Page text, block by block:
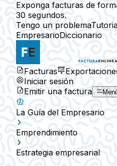
Exponga facturas de
30 segundos.
Tengo un problema
EmpresarioDiccionario
Facturas
Iniciar sesión
Emitir una factura
La Guía del Empresario
Emprendimiento
Estrategia empresarial